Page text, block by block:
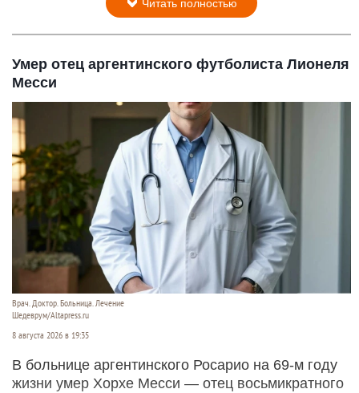
Читать полностью
Умер отец аргентинского футболиста Лионеля
Месси
Врач. Доктор. Больница. Лечение
Шедеврум/Altapress.ru
8 августа 2026 в 19:35
В больнице аргентинского Росарио на 69-м году
жизни умер Хорхе Месси — отец восьмикратного